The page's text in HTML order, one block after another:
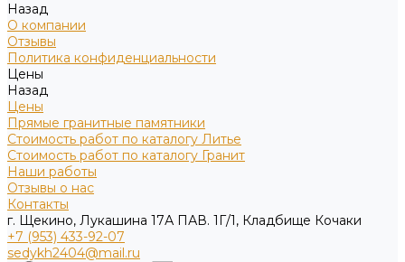
Назад
О компании
Отзывы
Политика конфиденциальности
Цены
Назад
Цены
Прямые гранитные памятники
Стоимость работ по каталогу Литье
Стоимость работ по каталогу Гранит
Наши работы
Отзывы о нас
Контакты
г. Щекино, Лукашина 17А ПАВ. 1Г/1, Кладбище Кочаки
+7 (953) 433-92-07
sedykh2404@mail.ru